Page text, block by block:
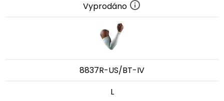
Vyprodáno
8837R-US/BT-IV
L